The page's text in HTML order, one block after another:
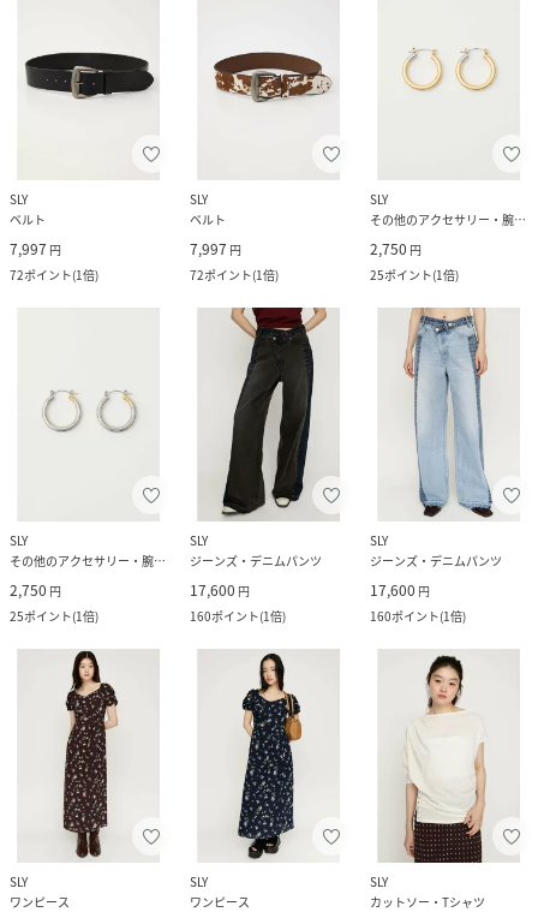
SLY
ベルト
7,997 円
72ポイント(1倍)
SLY
ベルト
7,997 円
72ポイント(1倍)
SLY
その他のアクセサリー・腕時計
2,750 円
25ポイント(1倍)
SLY
その他のアクセサリー・腕時計
2,750 円
25ポイント(1倍)
SLY
ジーンズ・デニムパンツ
17,600 円
160ポイント(1倍)
SLY
ジーンズ・デニムパンツ
17,600 円
160ポイント(1倍)
SLY
ワンピース
SLY
ワンピース
SLY
カットソー・Tシャツ